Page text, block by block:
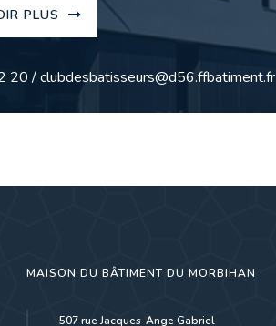
PLUS
20 / clubdesbatisseurs@d56.ffbatiment.fr
MAISON DU BÂTIMENT DU MORBIHAN
507 rue Jacques-Ange Gabriel